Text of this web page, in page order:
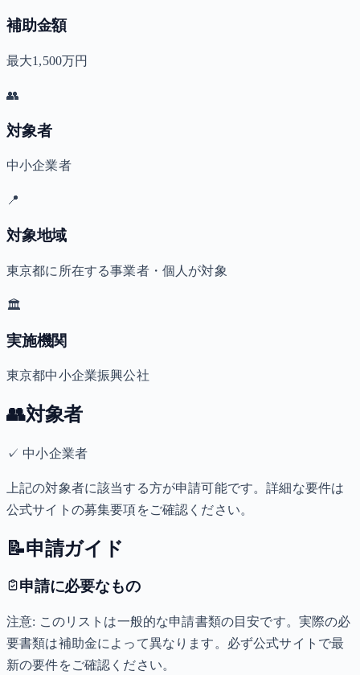
補助金額
最大1,500万円
👥
対象者
中小企業者
📍
対象地域
東京都に所在する事業者・個人が対象
🏛️
実施機関
東京都中小企業振興公社
👥対象者
✓ 中小企業者
上記の対象者に該当する方が申請可能です。詳細な要件は
公式サイトの募集要項をご確認ください。
📝申請ガイド
申請に必要なもの
注意: このリストは一般的な申請書類の目安です。実際の必
要書類は補助金によって異なります。必ず公式サイトで最
新の要件をご確認ください。